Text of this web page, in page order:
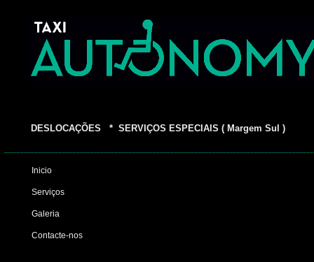
DESLOCAÇÕES * SERVIÇOS ESPECIAIS ( Margem Sul )
Inicio
Serviços
Contacte-nos
Galeria